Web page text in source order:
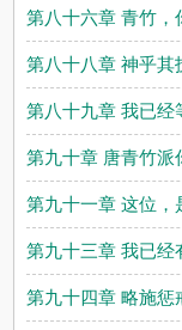
第八十六章 青竹，
第八十八章 神乎其
第八十九章 我已经
第九十章 唐青竹派
第九十一章 这位，
第九十三章 我已经
第九十四章 略施惩